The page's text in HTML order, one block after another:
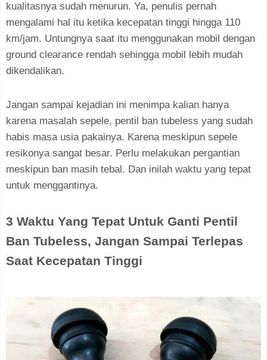
kualitasnya sudah menurun. Ya, penulis pernah
mengalami hal itu ketika kecepatan tinggi hingga 110
km/jam. Untungnya saat itu menggunakan mobil dengan
ground clearance rendah sehingga mobil lebih mudah
dikendalikan.
Jangan sampai kejadian ini menimpa kalian hanya
karena masalah sepele, pentil ban tubeless yang sudah
habis masa usia pakainya. Karena meskipun sepele
resikonya sangat besar. Perlu melakukan pergantian
meskipun ban masih tebal. Dan inilah waktu yang tepat
untuk menggantinya.
3 Waktu Yang Tepat Untuk Ganti Pentil
Ban Tubeless, Jangan Sampai Terlepas
Saat Kecepatan Tinggi